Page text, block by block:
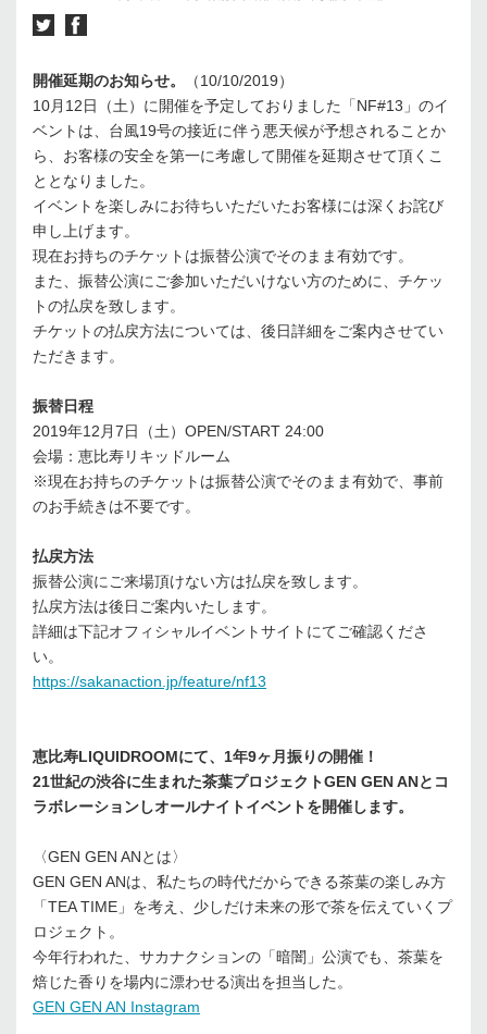
開催延期のお知らせ。
（10/10/2019）
10月12日（土）に開催を予定しておりました「NF#13」のイ
ベントは、台風19号の接近に伴う悪天候が予想されることか
ら、お客様の安全を第一に考慮して開催を延期させて頂くこ
ととなりました。
イベントを楽しみにお待ちいただいたお客様には深くお詫び
申し上げます。
現在お持ちのチケットは振替公演でそのまま有効です。
また、振替公演にご参加いただいけない方のために、チケッ
トの払戻を致します。
チケットの払戻方法については、後日詳細をご案内させてい
ただきます。
振替日程
2019年12月7日（土）OPEN/START 24:00
会場：恵比寿リキッドルーム
※現在お持ちのチケットは振替公演でそのまま有効で、事前
のお手続きは不要です。
払戻方法
振替公演にご来場頂けない方は払戻を致します。
払戻方法は後日ご案内いたします。
詳細は下記オフィシャルイベントサイトにてご確認くださ
い。
https://sakanaction.jp/feature/nf13
恵比寿LIQUIDROOMにて、1年9ヶ月振りの開催！
21世紀の渋谷に生まれた茶葉プロジェクトGEN GEN ANとコ
ラボレーションしオールナイトイベントを開催します。
〈GEN GEN ANとは〉
GEN GEN ANは、私たちの時代だからできる茶葉の楽しみ方
「TEA TIME」を考え、少しだけ未来の形で茶を伝えていくプ
ロジェクト。
今年行われた、サカナクションの「暗闇」公演でも、茶葉を
焙じた香りを場内に漂わせる演出を担当した。
GEN GEN AN Instagram